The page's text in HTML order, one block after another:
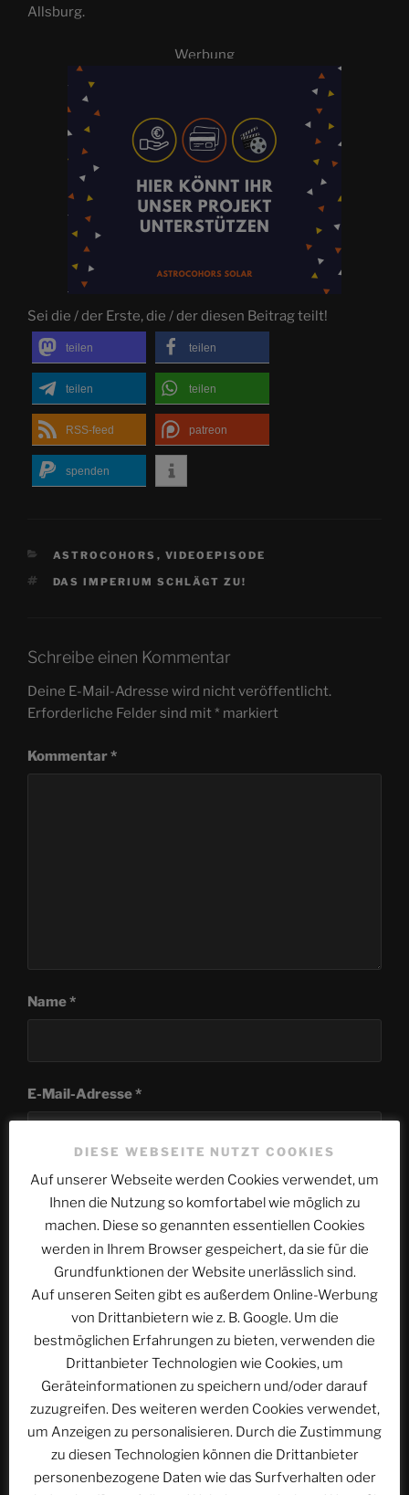
Allsburg.
Werbung
Sei die / der Erste, die / der diesen Beitrag teilt!
teilen teilen
teilen teilen
RSS-feed patreon
spenden
KATEGORIEN
ASTROCOHORS , VIDEOEPISODE
SCHLAGWÖRTER
DAS IMPERIUM SCHLÄGT ZU!
Schreibe einen Kommentar
Deine E-Mail-Adresse wird nicht veröffentlicht.
Erforderliche Felder sind mit* markiert
Kommentar*
Name*
E-Mail-Adresse*
Website
Name, E-Mail-Adresse und Website in diesem
Browser für meinen nächsten Kommentar speichern.
Beitragsnavigation
Vorheriger
Beitrag
ZURÜCK
ACSOLAR #107: Der Polar-Express, Teil 2
DIESE WEBSEITE NUTZT COOKIES
Auf unserer Webseite werden Cookies verwendet, um
Ihnen die Nutzung so komfortabel wie möglich zu
machen. Diese so genannten essentiellen Cookies
werden in Ihrem Browser gespeichert, da sie für die
Grundfunktionen der Website unerlässlich sind.
Auf unseren Seiten gibt es außerdem Online-Werbung
von Drittanbietern wie z. B. Google. Um die
bestmöglichen Erfahrungen zu bieten, verwenden die
Drittanbieter Technologien wie Cookies, um
Geräteinformationen zu speichern und/oder darauf
zuzugreifen. Des weiteren werden Cookies verwendet,
um Anzeigen zu personalisieren. Durch die Zustimmung
zu diesen Technologien können die Drittanbieter
personenbezogene Daten wie das Surfverhalten oder